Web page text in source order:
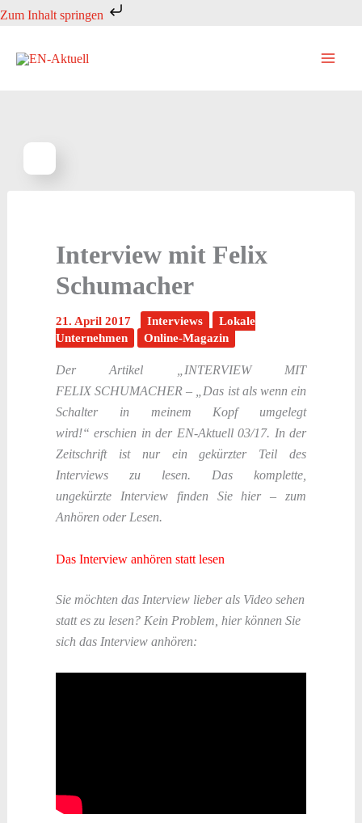
Zum Inhalt springen
Zum
springen
Interview mit Felix
Schumacher
21. April 2017 Interviews
Lokale
Unternehmen
Online-Magazin
Der Artikel „INTERVIEW MIT
FELIX SCHUMACHER – „Das ist als wenn ein
Schalter in meinem Kopf umgelegt
wird!“ erschien in der EN-Aktuell 03/17. In der
Zeitschrift ist nur ein gekürzter Teil des
Interviews zu lesen. Das komplette,
ungekürzte Interview finden Sie hier – zum
Anhören oder Lesen.
Das Interview anhören statt lesen
Sie möchten das Interview lieber als Video sehen
statt es zu lesen? Kein Problem, hier können Sie
sich das Interview anhören: